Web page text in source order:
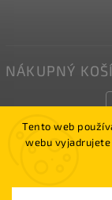
Tento web
webu
NÁKUPNÝ